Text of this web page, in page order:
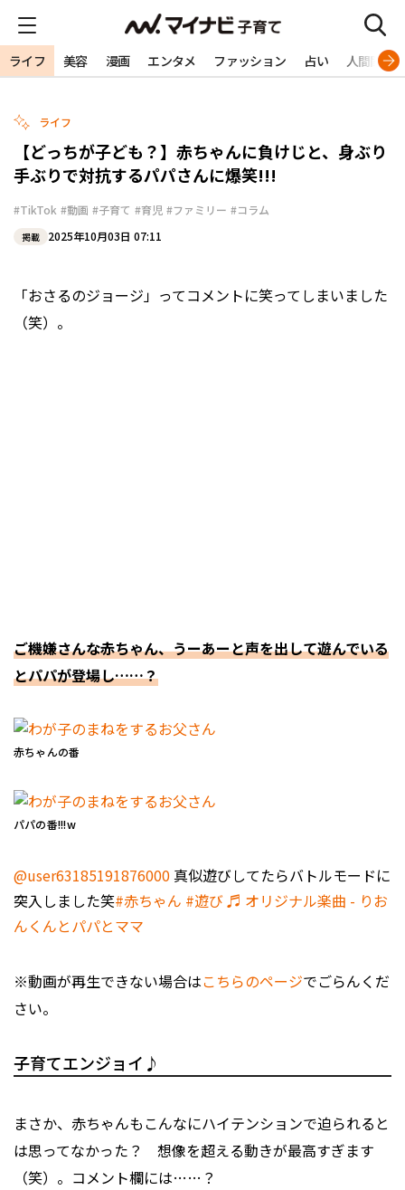
ライフ 美容 漫画 エンタメ ファッション 占い 人間関係
ライフ
【どっちが子ども？】赤ちゃんに負けじと、身ぶり
手ぶりで対抗するパパさんに爆笑!!!
#TikTok #動画 #子育て #育児 #ファミリー #コラム
掲載 2025年10月03日 07:11
「おさるのジョージ」ってコメントに笑ってしまいました
（笑）。
ご機嫌さんな赤ちゃん、うーあーと声を出して遊んでいる
とパパが登場し……？
赤ちゃんの番
パパの番!!!w
@user63185191876000真似遊びしてたらバトルモードに
突入しました笑#赤ちゃん #遊び ♬ オリジナル楽曲 - りお
んくんとパパとママ
※動画が再生できない場合はこちらのページでごらんくだ
さい。
子育てエンジョイ♪
まさか、赤ちゃんもこんなにハイテンションで迫られると
は思ってなかった？ 想像を超える動きが最高すぎます
（笑）。コメント欄には……？